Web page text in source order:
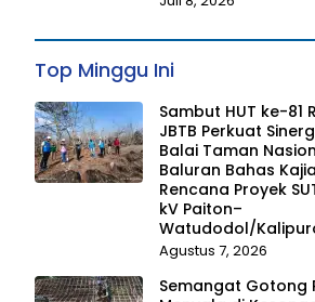
Top Minggu Ini
Sambut HUT ke-81
JBTB Perkuat
Balai Taman
Baluran Bahas
Rencana Proyek
kV Paiton–
Watudodol/
Agustus 7, 2026
Semangat Gotong